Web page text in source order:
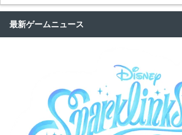
最新ゲームニュース